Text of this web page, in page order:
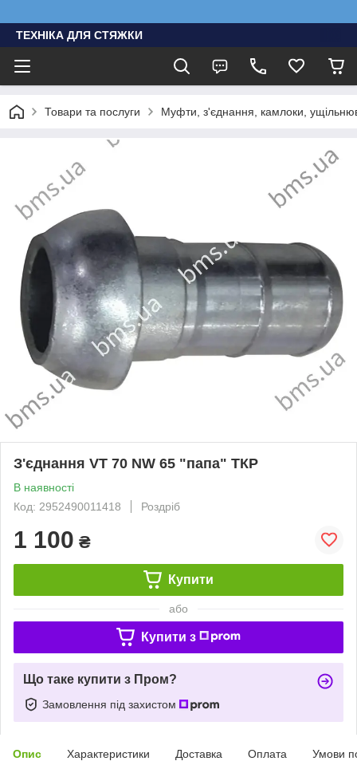
ТЕХНІКА ДЛЯ СТЯЖКИ
Товари та послуги Муфти, з'єднання, камлоки,
З'єднання VT 70 NW 65 "папа" ТКР
В наявності
Код: 2952490011418
Роздріб
1 100 ₴
Купити
або
Купити з
Що таке купити з Пром?
Замовлення під захистом
Опис Характеристики Доставка Оплата Умови